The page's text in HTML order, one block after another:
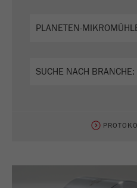
Enthält das Datum
Laufzeit 1 Jahr
Yandex